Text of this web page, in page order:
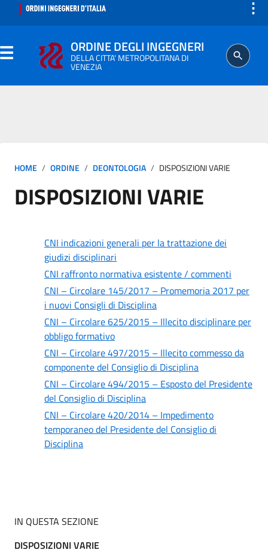
⋮
ORDINE DEGLI INGEGNERI
DELLA CITTA' METROPOLITANA DI
VENEZIA
ISCRITTO
PROFESSIONE
AGGIORNAMENTO PROFESSIONALE
HOME ORDINE DEONTOLOGIA DISPOSIZIONI VARIE
DISPOSIZIONI VARIE
CNI indicazioni generali per la trattazione dei
giudizi disciplinari
CNI raffronto normativa esistente / commenti
CNI – Circolare 145/2017 – Promemoria 2017 per
i nuovi Consigli di Disciplina
CNI – Circolare 625/2015 – Illecito disciplinare per
obbligo formativo
CNI – Circolare 497/2015 – Illecito commesso da
componente del Consiglio di Disciplina
CNI – Circolare 494/2015 – Esposto del Presidente
del Consiglio di Disciplina
CNI – Circolare 420/2014 – Impedimento
temporaneo del Presidente del Consiglio di
Disciplina
IN QUESTA SEZIONE
DISPOSIZIONI VARIE